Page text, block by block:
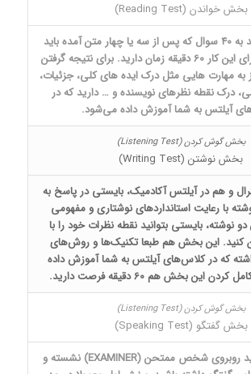
بخش خواندن (Reading Test)
در این بخش باید به 40 سوال که پس از سه یا چهار متن آمده باید
پاسخ دهید که برای این کار 60 دقیقه زمان دارید. برای نتیجه گرفتن
به مهارت هایی مثل درک ایده های کلی، جزئیات،
درک نقطه نظرهای نویسنده و … دارید که در
آیلتس به شما آموزش داده می‌شود.
بخش نوشتن (Writing Test)
و هم در آیلتس آکادمیک، بایستی در پاسخ به
با رعایت استانداردهای نوشتاری و مفهومی
نوشته، بایستی بتوانید نقطه نظرات خود را با
کنید. این بخش هم طبعا تکنیک‌ها و روش‌های
که در کلاس‌های آیلتس به شما آموزش داده
این بخش هم 60 دقیقه فرصت دارید.
بخش گفتگو (Speaking Test)
در این بخش، باید روبروی شخص ممتحن (EXAMINER) نشسته و